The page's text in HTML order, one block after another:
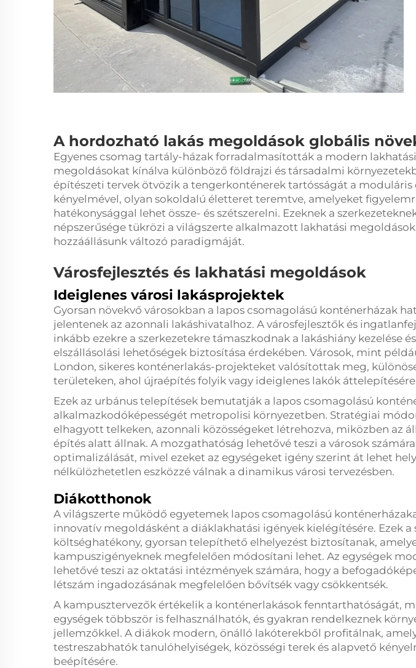
A hordozható lakás megoldások globális
Egyenes csomag tartály-házak forradalmasították a modern
megoldásokat kínálva különböző földrajzi és társadalmi
építészeti tervek ötvözik a tengerkonténerek tartósságát a moduláris
kényelmével, olyan sokoldalú életteret teremtve, amelyeket
hatékonysággal lehet össze- és szétszerelni. Ezeknek a
népszerűsége tükrözi a világszerte alkalmazott lakhatási
hozzáállásunk változó paradigmáját.
Városfejlesztés és lakhatási megoldások
Ideiglenes városi lakásprojektek
Gyorsan növekvő városokban a lapos csomagolású konténerházak
jelentenek az azonnali lakáshivatalhoz. A városfejlesztők és
inkább ezekre a szerkezetekre támaszkodnak a lakáshiány kezelése
elszállásolási lehetőségek biztosítása érdekében. Városok, mint
London, sikeres konténerlakás-projekteket valósítottak meg,
területeken, ahol újraépítés folyik vagy ideiglenes lakók áttelepítésére
Ezek az urbánus telepítések bemutatják a lapos csomagolású
alkalmazkodóképességét metropolisi környezetben. Stratégiai
elhagyott telkeken, azonnali közösségeket létrehozva, miközben az
építés alatt állnak. A mozgathatóság lehetővé teszi a városok
optimalizálását, mivel ezeket az egységeket igény szerint át lehet
nélkülözhetetlen eszközzé válnak a dinamikus városi tervezésben.
Diákotthonok
A világszerte működő egyetemek lapos csomagolású
innovatív megoldásként a diáklakhatási igények kielégítésére. Ezek a
költséghatékony, gyorsan telepíthető elhelyezést biztosítanak,
kampuszigényeknek megfelelően módosítani lehet. Az egységek
lehetővé teszi az oktatási intézmények számára, hogy a
létszám ingadozásának megfelelően bővítsék vagy csökkentsék.
A kampusztervezők értékelik a konténerlakások fenntarthatóságát,
egységek többször is felhasználhatók, és gyakran rendelkeznek
jellemzőkkel. A diákok modern, önálló lakóterekből profitálnak,
testreszabhatók tanulóhelyiségek, közösségi terek és alapvető
beépítésére.